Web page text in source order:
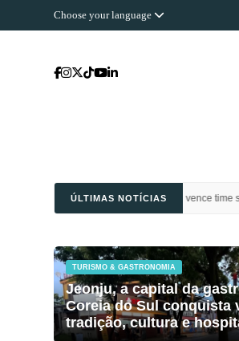
Choose your language
ÚLTIMAS NOTÍCIAS
Saudi vence time sensação e é bi campeão da
TURISMO & GASTRONOMIA
Jeonju, a capital da
Coreia do Sul conquista
tradição, cultura e